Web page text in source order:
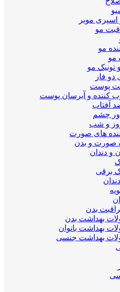
موبر
مو
مو
مو
تونیک مو
دو فاز
پوست
کننده و آبرسان پوست
آفتاب
چشم
و شب
های صورت
صورت و بدن
و دندان
برقی
بدن
بهداشت بدن
بهداشت بانوان
بهداشت جنسی